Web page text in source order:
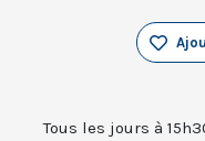
Tous les jours à